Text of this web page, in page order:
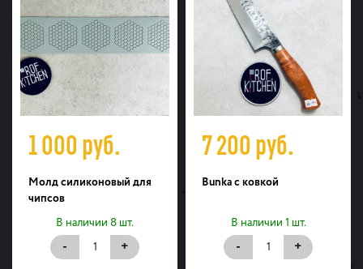
1 000руб.
Молд силиконовый для
чипсов
В наличии 8 шт.
- +
7 200руб.
Bunka с ковкой
В наличии 1 шт.
- +